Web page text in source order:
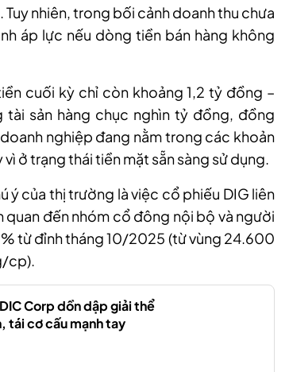
nhiên, trong bối cảnh doanh thu chưa
áp lực nếu dòng tiền bán hàng không
cuối kỳ chỉ còn khoảng 1,2 tỷ đồng –
sản hàng chục nghìn tỷ đồng, đồng
nghiệp đang nằm trong các khoản
ở trạng thái tiền mặt sẵn sàng sử dụng.
ý của thị trường là việc cổ phiếu DIG liên
đến nhóm cổ đông nội bộ và người
từ đỉnh tháng 10/2025 (từ vùng 24.600
cp).
Corp dồn dập giải thể
tái cơ cấu mạnh tay